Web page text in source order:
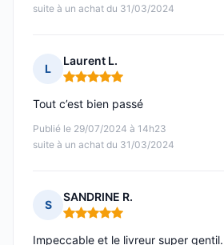
suite à un achat du 31/03/2024
L
Laurent L.
Note : 5 sur 5
Publié le 29/07/2024 à 14h23
suite à un achat du 31/03/2024
Tout c’est bien passé
S
SANDRINE R.
Note : 5 sur 5
Impeccable et le livreur super gentil.